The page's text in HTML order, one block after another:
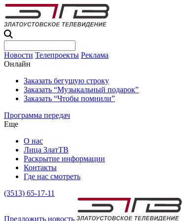
Новости Телепроекты Реклама
Онлайн
Заказать бегущую строку
Заказать “Музыкальный подарок”
Заказать “Чтобы помнили”
Программа передач
Еще
О нас
Лица ЗлатТВ
Раскрытие информации
Контакты
Где нас смотреть
(3513) 65-17-11
Предложить новость